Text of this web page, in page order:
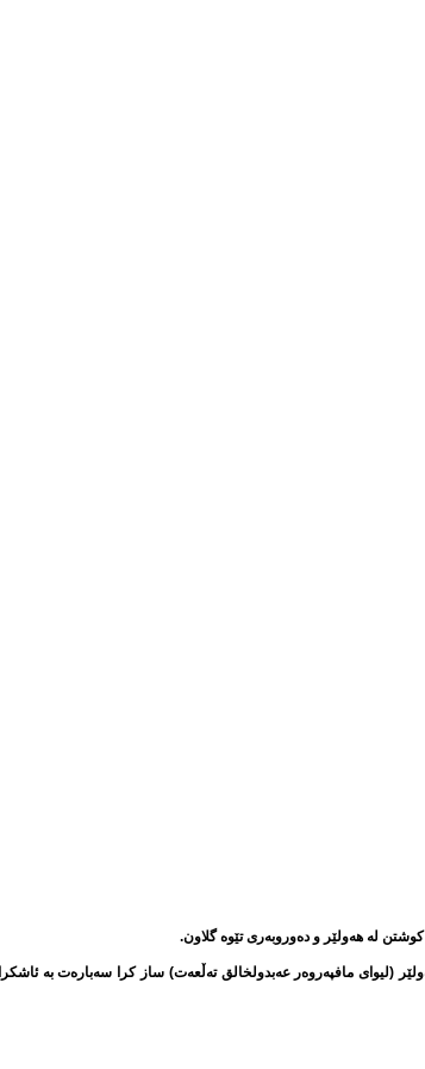
پۆلیسی پارێزگای هەولێر (لیوای مافپەروەر عەبدولخالق تەڵعەت) ساز كرا